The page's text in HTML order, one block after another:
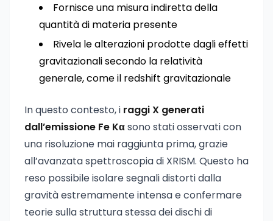
Fornisce una misura indiretta della
quantità di materia presente
Rivela le alterazioni prodotte dagli effetti
gravitazionali secondo la relatività
generale, come il redshift gravitazionale
In questo contesto, i raggi X generati
dall’emissione Fe Kαsono stati osservati con
una risoluzione mai raggiunta prima, grazie
all’avanzata spettroscopia di XRISM. Questo ha
reso possibile isolare segnali distorti dalla
gravità estremamente intensa e confermare
teorie sulla struttura stessa dei dischi di